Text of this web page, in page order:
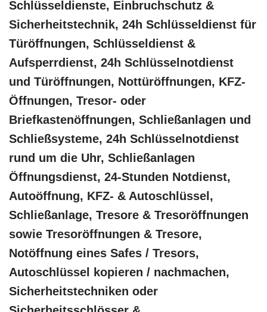
Schlüsseldienste, Einbruchschutz &
Sicherheitstechnik, 24h Schlüsseldienst für
Türöffnungen, Schlüsseldienst &
Aufsperrdienst, 24h Schlüsselnotdienst
und Türöffnungen, Nottüröffnungen, KFZ-
Öffnungen, Tresor- oder
Briefkastenöffnungen, Schließanlagen und
Schließsysteme, 24h Schlüsselnotdienst
rund um die Uhr, Schließanlagen
Öffnungsdienst, 24-Stunden Notdienst,
Autoöffnung, KFZ- & Autoschlüssel,
Schließanlage, Tresore & Tresoröffnungen
sowie Tresoröffnungen & Tresore,
Notöffnung eines Safes / Tresors,
Autoschlüssel kopieren / nachmachen,
Sicherheitstechniken oder